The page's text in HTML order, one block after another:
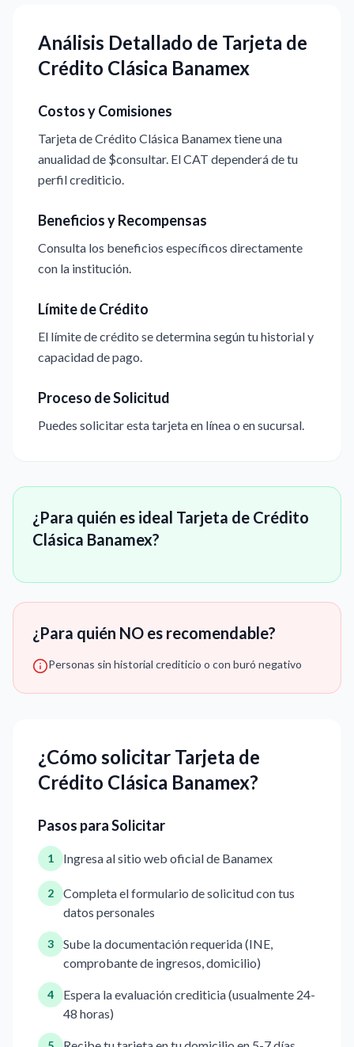
Análisis Detallado de Tarjeta de
Crédito Clásica Banamex
Costos y Comisiones
Tarjeta de Crédito Clásica Banamex tiene una
anualidad de $consultar. El CAT dependerá de tu
perfil crediticio.
Beneficios y Recompensas
Consulta los beneficios específicos directamente
con la institución.
Límite de Crédito
El límite de crédito se determina según tu historial y
capacidad de pago.
Proceso de Solicitud
Puedes solicitar esta tarjeta en línea o en sucursal.
¿Para quién es ideal Tarjeta de Crédito
Clásica Banamex?
¿Para quién NO es recomendable?
Personas sin historial crediticio o con buró negativo
¿Cómo solicitar Tarjeta de
Crédito Clásica Banamex?
Pasos para Solicitar
1 Ingresa al sitio web oficial de Banamex
2
Completa el formulario de solicitud con tus
datos personales
3
Sube la documentación requerida (INE,
comprobante de ingresos, domicilio)
4
Espera la evaluación crediticia (usualmente 24-
48 horas)